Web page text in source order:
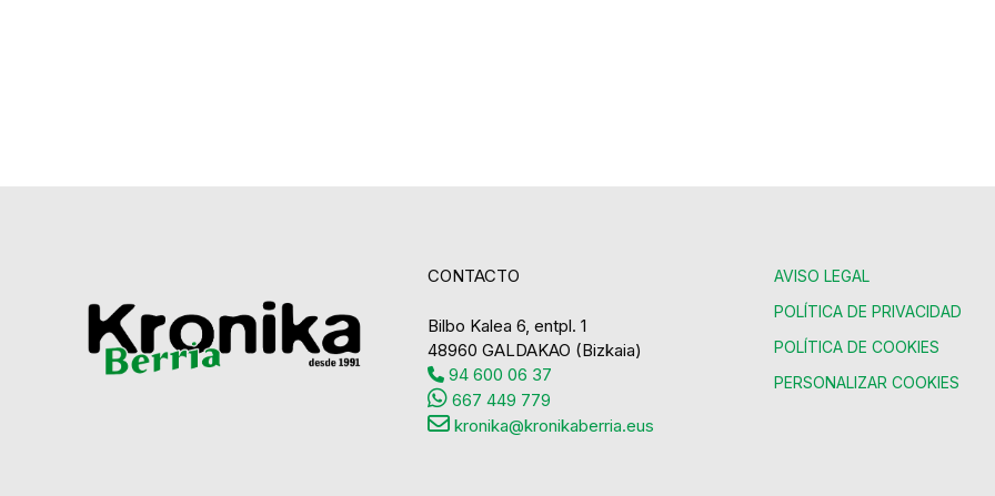
CONTACTO
Bilbo Kalea 6, entpl. 1
48960 GALDAKAO (Bizkaia)
94 600 06 37
667 449 779
kronika@kronikaberria.eus
AVISO LEGAL
POLÍTICA DE PRIVACIDAD
POLÍTICA DE COOKIES
PERSONALIZAR COOKIES